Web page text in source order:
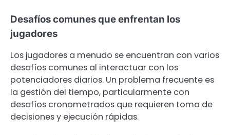
Desafíos comunes que enfrentan los
jugadores
Los jugadores a menudo se encuentran con varios
desafíos comunes al interactuar con los
potenciadores diarios. Un problema frecuente es
la gestión del tiempo, particularmente con
desafíos cronometrados que requieren toma de
decisiones y ejecución rápidas.